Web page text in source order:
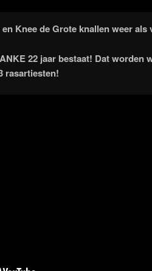
Knee de Grote knallen weer als
22 jaar bestaat! Dat worden
rasartiesten!